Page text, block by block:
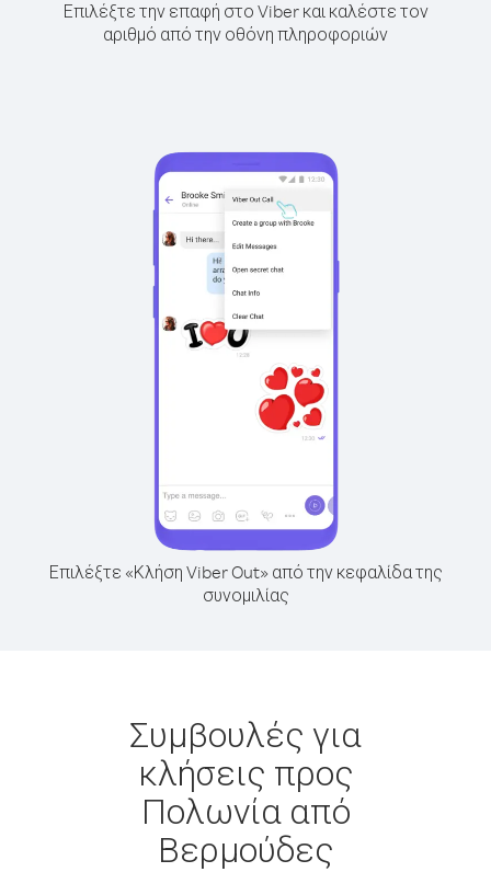
Επιλέξτε την επαφή στο Viber και καλέστε τον
αριθμό από την οθόνη πληροφοριών
Επιλέξτε «Κλήση Viber Out» από την κεφαλίδα της
συνομιλίας
Συμβουλές για
κλήσεις προς
Πολωνία από
Βερμούδες